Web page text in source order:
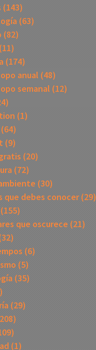
(143)
(63)
(82)
(11)
(174)
anual (48)
semanal (12)
(1)
(64)
(9)
(20)
(72)
(30)
que debes conocer(29)
(155)
que oscurece (21)
(6)
(5)
(35)
(29)
(1)